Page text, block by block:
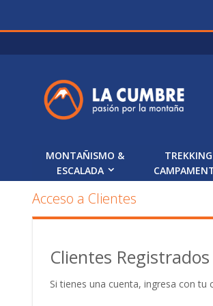
a
MONTAÑISMO &
ESCALADA
Acceso a Clientes
Clientes Registrados
Si tienes una cuenta, ingresa con tu